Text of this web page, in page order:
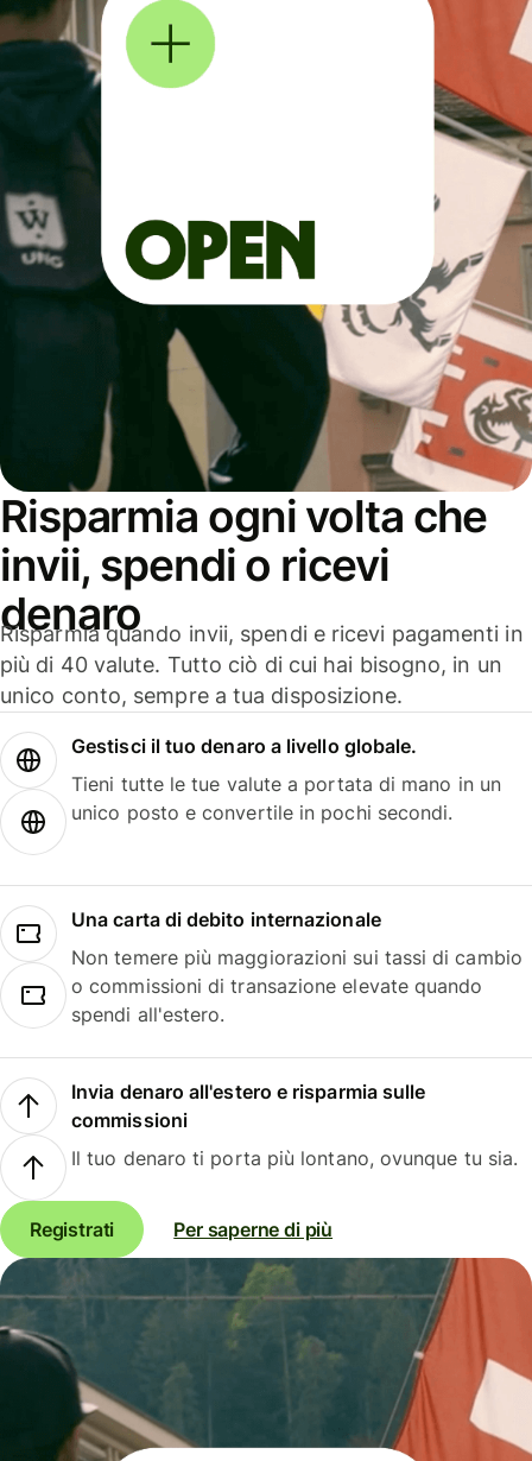
Risparmia ogni volta che
invii, spendi o ricevi
denaro
Risparmia quando invii, spendi e ricevi pagamenti in
più di 40 valute. Tutto ciò di cui hai bisogno, in un
unico conto, sempre a tua disposizione.
Gestisci il tuo denaro a livello globale.
Tieni tutte le tue valute a portata di mano in un
unico posto e convertile in pochi secondi.
Una carta di debito internazionale
Non temere più maggiorazioni sui tassi di cambio
o commissioni di transazione elevate quando
spendi all'estero.
Invia denaro all'estero e risparmia sulle
commissioni
Il tuo denaro ti porta più lontano, ovunque tu sia.
Registrati Per saperne di più